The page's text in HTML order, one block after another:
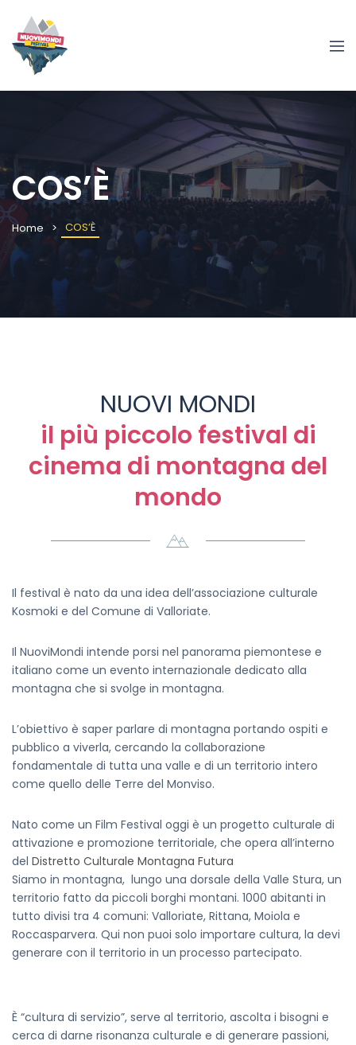
COS’È
Home COS’È
NUOVI MONDI
il più piccolo festival di
cinema di montagna del
mondo
Il festival è nato da una idea dell’associazione culturale
Kosmoki e del Comune di Valloriate.
Il NuoviMondi intende porsi nel panorama piemontese e
italiano come un evento internazionale dedicato alla
montagna che si svolge in montagna.
L’obiettivo è saper parlare di montagna portando ospiti e
pubblico a viverla, cercando la collaborazione
fondamentale di tutta una valle e di un territorio intero
come quello delle Terre del Monviso.
Nato come un Film Festival oggi è un progetto culturale di
attivazione e promozione territoriale, che opera all’interno
del Distretto Culturale Montagna Futura
Siamo in montagna, lungo una dorsale della Valle Stura, un
territorio fatto da piccoli borghi montani. 1000 abitanti in
tutto divisi tra 4 comuni: Valloriate, Rittana, Moiola e
Roccasparvera. Qui non puoi solo importare cultura, la devi
generare con il territorio in un processo partecipato.
È “cultura di servizio”, serve al territorio, ascolta i bisogni e
cerca di darne risonanza culturale e di generare passioni,